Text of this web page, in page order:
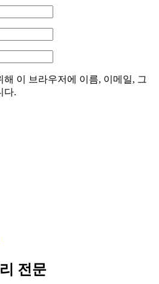
해 이 브라우저에 이름, 이메일, 그
다.
전문